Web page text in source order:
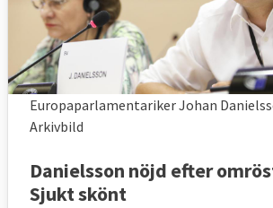
Europaparlamentariker Johan
Arkivbild
Danielsson nöjd efter
Sjukt skönt